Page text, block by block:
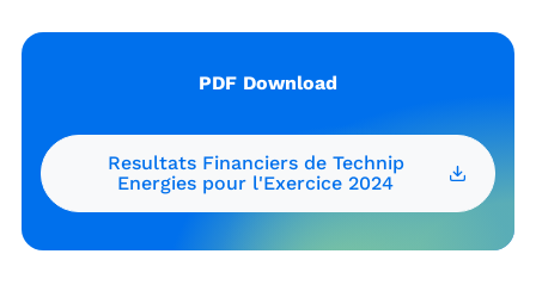
PDF Download
Resultats Financiers de Technip
Energies pour l'Exercice 2024